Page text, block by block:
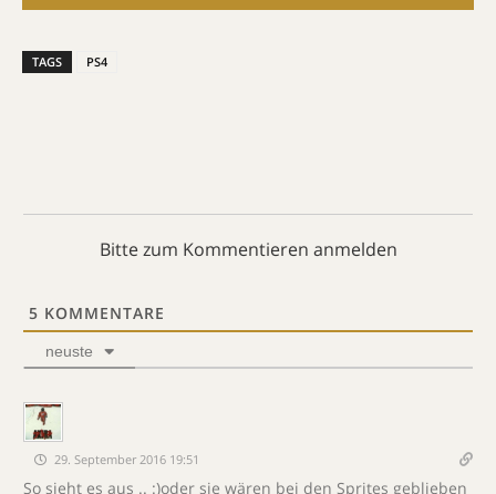
TAGS PS4
Bitte zum Kommentieren anmelden
5 KOMMENTARE
neuste
29. September 2016 19:51
So sieht es aus .. :)oder sie wären bei den Sprites geblieben